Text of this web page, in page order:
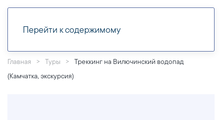
Перейти к содержимому
Главная Туры
Треккинг на Вилючинский водопад
(Камчатка, экскурсия)